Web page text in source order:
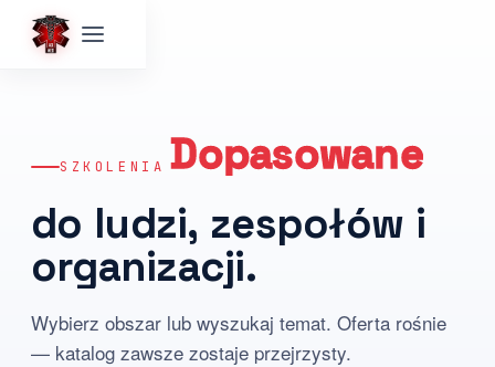
SZKOLENIA Dopasowane
do ludzi, zespołów i
organizacji.
Wybierz obszar lub wyszukaj temat. Oferta rośnie
— katalog zawsze zostaje przejrzysty.